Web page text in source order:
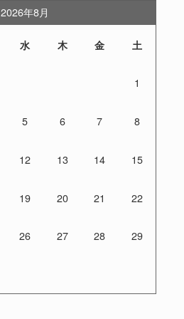
2026年8月
水 木 金 土
1
5 6 7 8
12 13 14 15
19 20 21 22
26 27 28 29